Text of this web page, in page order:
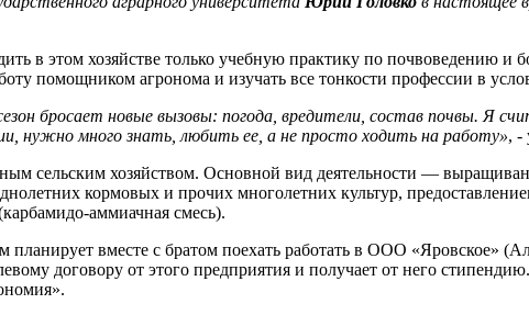
в этом хозяйстве только учебную практику по почвоведению и
помощником агронома и изучать все тонкости профессии в
бросает новые вызовы: погода, вредители, состав почвы. Я
нужно много знать, любить ее, а не просто ходить на работу», -
сельским хозяйством. Основной вид деятельности —
кормовых и прочих многолетних культур,
аммиачная смесь).
планирует вместе с братом поехать работать в ООО
договору от этого предприятия и получает от него